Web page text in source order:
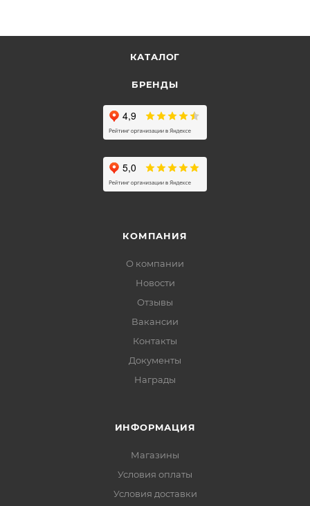
КАТАЛОГ
БРЕНДЫ
КОМПАНИЯ
О компании
Новости
Отзывы
Вакансии
Контакты
Документы
Награды
ИНФОРМАЦИЯ
Магазины
Условия оплаты
Условия доставки